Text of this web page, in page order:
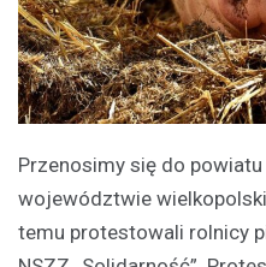
Przenosimy się do
województwie
temu protestowali rolnicy